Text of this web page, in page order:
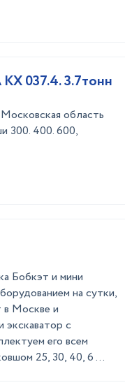
Услуги миниэкскаватора КУБОТА КХ 037.4. 3.7тонн
область
300. 400. 600,
Бобкэт и мини
на сутки,
в Москве и
экскаватор с
его всем
25, 30, 40, 6 ...